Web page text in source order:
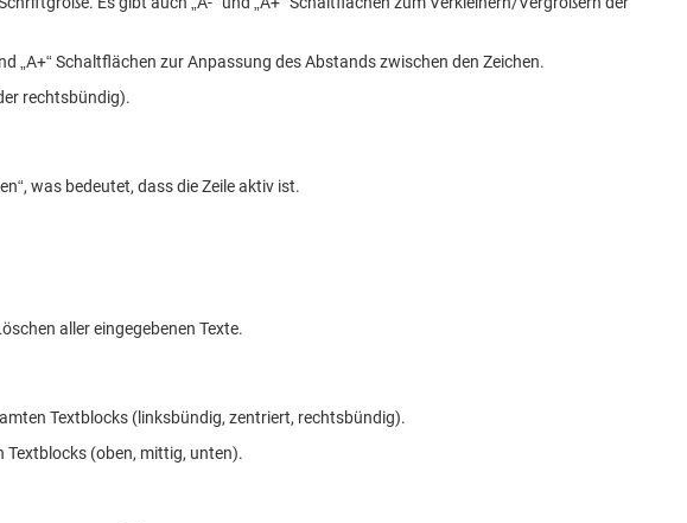
„A+“ Schaltflächen zur Anpassung des Abstands zwischen den Zeichen.
rechtsbündig).
was bedeutet, dass die Zeile aktiv ist.
aller eingegebenen Texte.
Textblocks (linksbündig, zentriert, rechtsbündig).
(oben, mittig, unten).